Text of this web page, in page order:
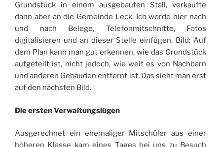
Grundstück in einem ausgebauten Stall, verkaufte
dann aber an die Gemeinde Leck. Ich werde hier nach
und nach Belege, Telefonmitschnitte, Fotos
digitalisieren und an dieser Stelle einfügen. Bild: Auf
dem Plan kann man gut erkennen, wie das Grundstück
aufgeteilt ist, nicht jedoch, wie weit es von Nachbarn
und anderen Gebäuden entfernt ist. Das sieht man erst
auf den nächsten Bild.
Die ersten Verwaltungslügen
Ausgerechnet ein ehemaliger Mitschüler aus einer
höheren Klasse kam eines Tages bei uns zu Besuch